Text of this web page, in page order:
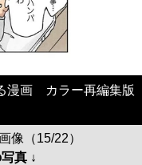
漫画 カラー再編集版
像（15/22）
真 ↓